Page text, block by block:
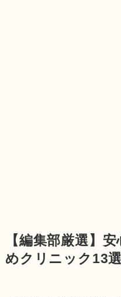
【編集部厳選】
めクリニック13選